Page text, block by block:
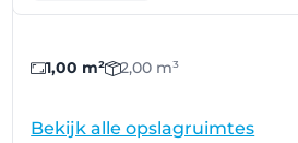
1,00 m² 2,00 m³
Bekijk alle opslagruimtes